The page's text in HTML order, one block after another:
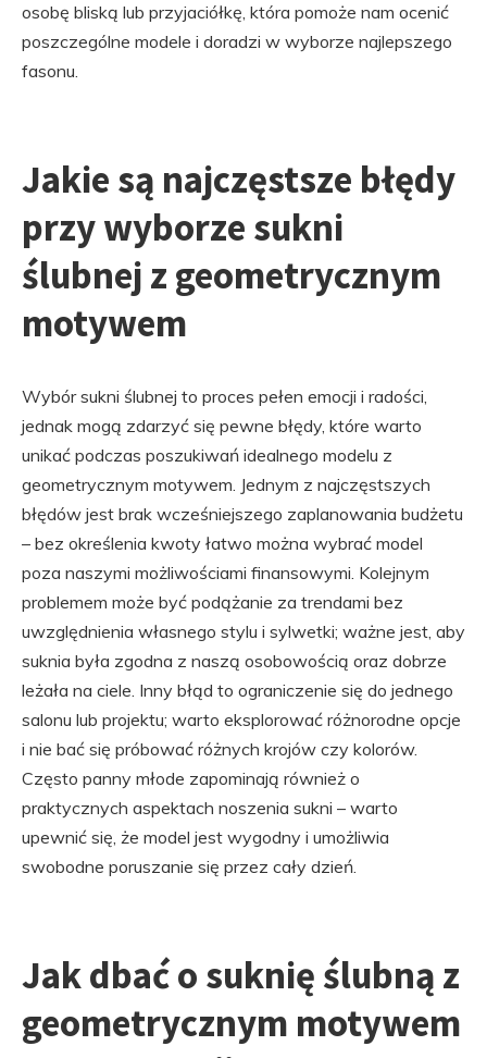
osobę bliską lub przyjaciółkę, która pomoże nam ocenić
poszczególne modele i doradzi w wyborze najlepszego
fasonu.
Jakie są najczęstsze błędy
przy wyborze sukni
ślubnej z geometrycznym
motywem
Wybór sukni ślubnej to proces pełen emocji i radości,
jednak mogą zdarzyć się pewne błędy, które warto
unikać podczas poszukiwań idealnego modelu z
geometrycznym motywem. Jednym z najczęstszych
błędów jest brak wcześniejszego zaplanowania budżetu
– bez określenia kwoty łatwo można wybrać model
poza naszymi możliwościami finansowymi. Kolejnym
problemem może być podążanie za trendami bez
uwzględnienia własnego stylu i sylwetki; ważne jest, aby
suknia była zgodna z naszą osobowością oraz dobrze
leżała na ciele. Inny błąd to ograniczenie się do jednego
salonu lub projektu; warto eksplorować różnorodne opcje
i nie bać się próbować różnych krojów czy kolorów.
Często panny młode zapominają również o
praktycznych aspektach noszenia sukni – warto
upewnić się, że model jest wygodny i umożliwia
swobodne poruszanie się przez cały dzień.
Jak dbać o suknię ślubną z
geometrycznym motywem